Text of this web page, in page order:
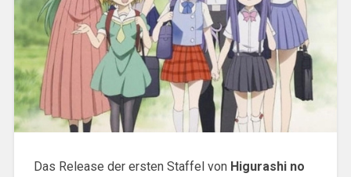
Das Release der ersten Staffel von Higurashi no